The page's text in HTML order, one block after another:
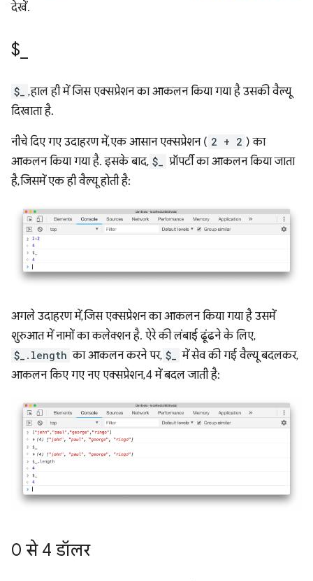
देखें.
$
$_
, हाल ही में जिस एक्सप्रेशन का आकलन किया गया है उसकी वैल्यू
दिखाता है.
नीचे दिए गए उदाहरण में, एक आसान एक्सप्रेशन ( 2 + 2 ) का
आकलन किया गया है. इसके बाद, $_
प्रॉपर्टी का आकलन किया जाता
है, जिसमें एक ही वैल्यू होती है:
अगले उदाहरण में, जिस एक्सप्रेशन का आकलन किया गया है उसमें
शुरुआत में नामों का कलेक्शन है. ऐरे की लंबाई ढूंढने के लिए,
$_.length का आकलन करने पर, $_
में सेव की गई वैल्यू बदलकर,
आकलन किए गए नए एक्सप्रेशन, 4 में बदल जाती है:
0 से 4 डॉलर